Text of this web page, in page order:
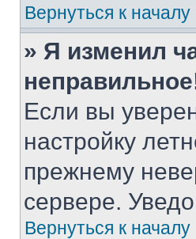
Вернуться к началу
» Я изменил
Если вы
настройку
прежнему
сервере.
Вернуться к началу